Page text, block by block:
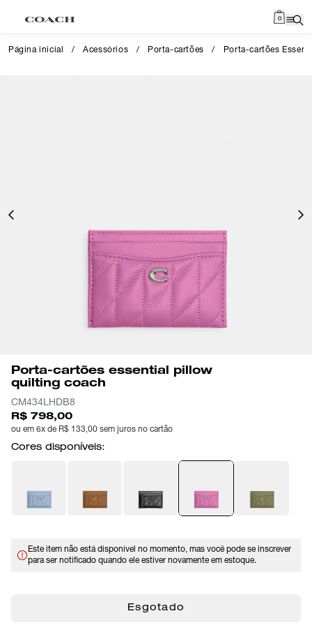
0
Página inicial / Acessórios / Porta-cartões / Porta-cartões
Porta-cartões essential pillow
quilting coach
CM434LHDB8
R$ 798,00
ou em 6x de R$ 133,00 sem juros no cartão
Cores disponíveis:
Este item não está disponível no momento, mas você pode se inscrever
para ser notificado quando ele estiver novamente em estoque.
Esgotado